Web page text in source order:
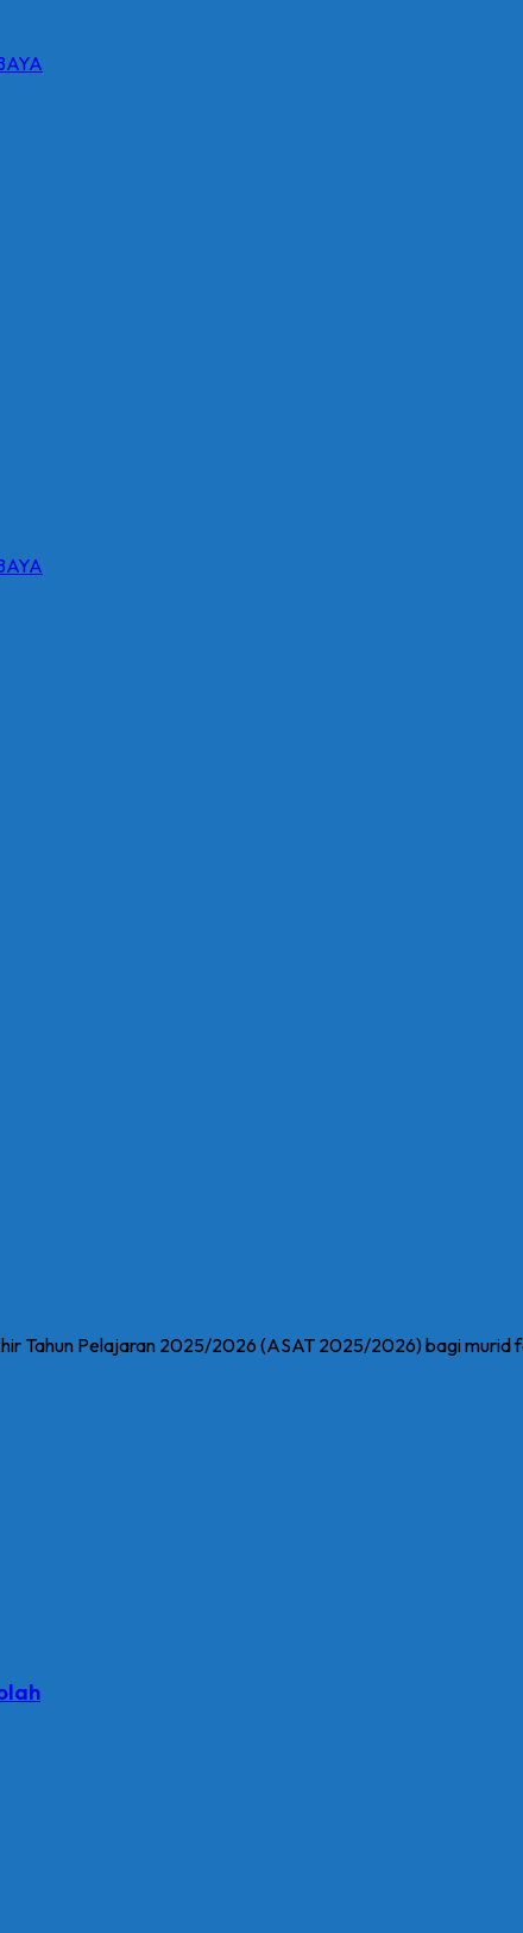
Tahun Pelajaran 2025/2026 (ASAT 2025/2026) bagi murid